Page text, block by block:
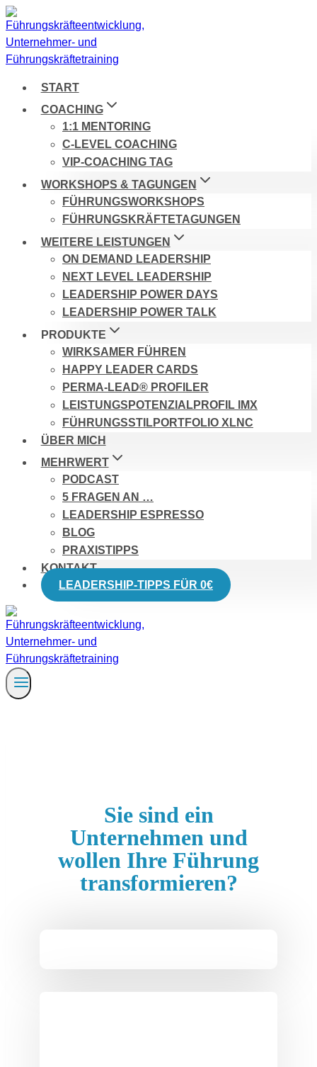
Zum
Inhalt
springen
START
COACHING
1:1 MENTORING
C-LEVEL COACHING
VIP-COACHING TAG
WORKSHOPS & TAGUNGEN
FÜHRUNGSWORKSHOPS
FÜHRUNGSKRÄFTETAGUNGEN
WEITERE LEISTUNGEN
ON DEMAND LEADERSHIP
NEXT LEVEL LEADERSHIP
LEADERSHIP POWER DAYS
LEADERSHIP POWER TALK
PRODUKTE
WIRKSAMER FÜHREN
HAPPY LEADER CARDS
PERMA-LEAD® PROFILER
LEISTUNGSPOTENZIALPROFIL IMX
FÜHRUNGSSTILPORTFOLIO XLNC
ÜBER MICH
MEHRWERT
PODCAST
5 FRAGEN AN …
LEADERSHIP ESPRESSO
BLOG
PRAXISTIPPS
KONTAKT
LEADERSHIP-TIPPS FÜR 0€
Sie sind ein
Unternehmen und
wollen Ihre Führung
transformieren?